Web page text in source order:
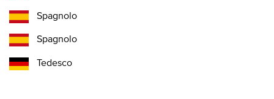
Spagnolo
Spagnolo
Tedesco